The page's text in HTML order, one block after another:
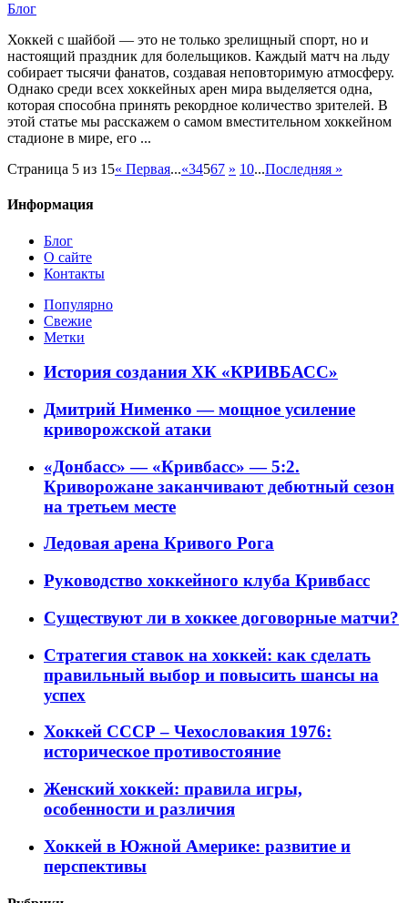
Блог
Хоккей с шайбой — это не только зрелищный спорт, но и
настоящий праздник для болельщиков. Каждый матч на льду
собирает тысячи фанатов, создавая неповторимую атмосферу.
Однако среди всех хоккейных арен мира выделяется одна,
которая способна принять рекордное количество зрителей. В
этой статье мы расскажем о самом вместительном хоккейном
стадионе в мире, его ...
Страница 5 из 15« Первая...«34567 » 10...Последняя »
Информация
Блог
О сайте
Контакты
Популярно
Свежие
Метки
История создания ХК «КРИВБАСС»
Дмитрий Нименко — мощное усиление
криворожской атаки
«Донбасс» — «Кривбасс» — 5:2.
Криворожане заканчивают дебютный сезон
на третьем месте
Ледовая арена Кривого Рога
Руководство хоккейного клуба Кривбасс
Существуют ли в хоккее договорные матчи?
Стратегия ставок на хоккей: как сделать
правильный выбор и повысить шансы на
успех
Хоккей СССР – Чехословакия 1976:
историческое противостояние
Женский хоккей: правила игры,
особенности и различия
Хоккей в Южной Америке: развитие и
перспективы